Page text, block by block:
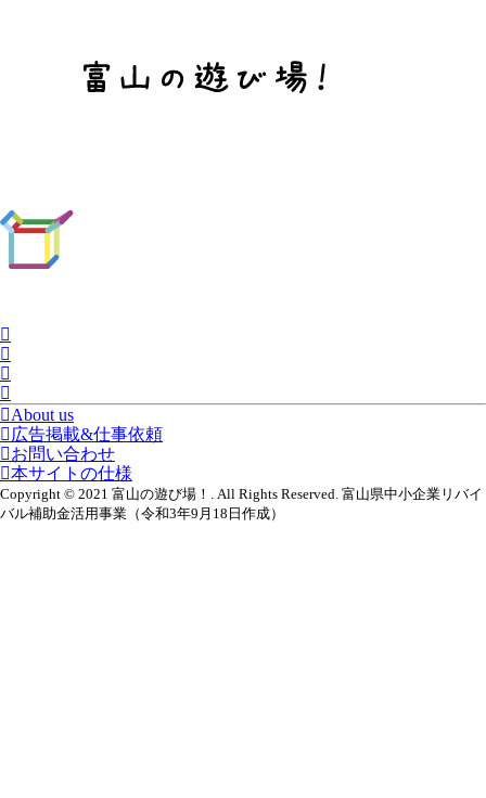
About us
広告掲載&仕事依頼
お問い合わせ
本サイトの仕様
Copyright © 2021 富山の遊び場！. All Rights Reserved. 富山県中小企業リバイ
バル補助金活用事業（令和3年9月18日作成）